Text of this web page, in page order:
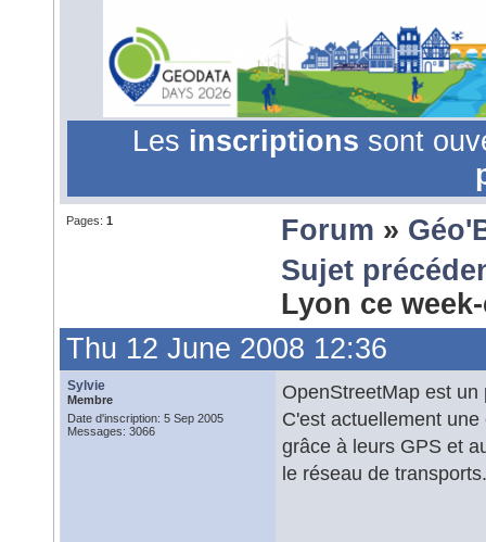
Les inscriptions sont
Pages: 1 Forum »
Sujet
Lyon ce
Thu 12 June 2008 12:36
Sylvie
Membre
Date d'inscription: 5 Sep 2005
Messages: 3066
OpenStreetMap est
C'est actuellement
grâce à leurs GPS et
le réseau de transports.